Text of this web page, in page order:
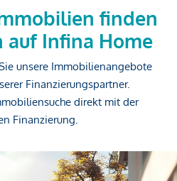
finden
auf Infina Home
unsere Immobilienangebote
Finanzierungspartner.
direkt mit der
Finanzierung.